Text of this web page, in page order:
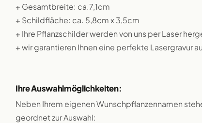
+ Gesamtbreite: ca.7,1cm
+ Schildfläche: ca. 5,8cm x 3,5cm
+ Ihre Pflanzschilder werden von uns per Laser
+ wir garantieren Ihnen eine perfekte Lasergravur
Ihre Auswahlmöglichkeiten:
Neben Ihrem eigenen Wunschpflanzennamen
geordnet zur Auswahl: